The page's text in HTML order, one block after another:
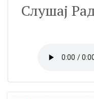
Слушај